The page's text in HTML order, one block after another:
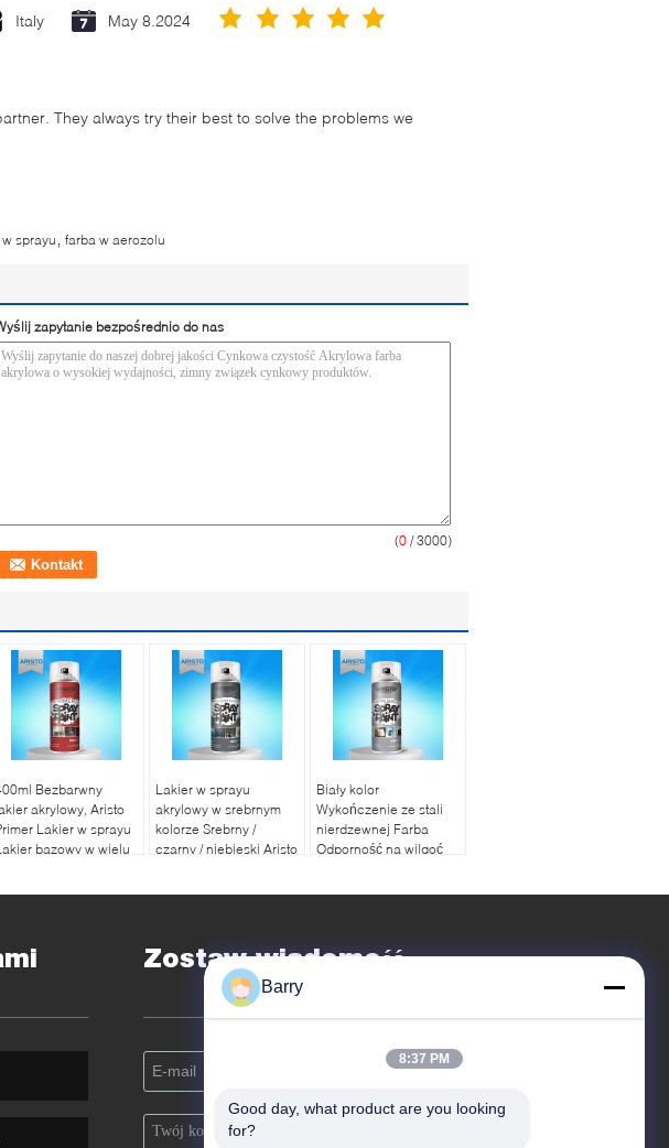
Italy May 8.2024
They always try their best to solve the problems we
sprayu farba w aerozolu
zapytanie bezpośrednio do nas
(0 / 3000)
Bezbarwny
akrylowy, Aristo
Lakier w sprayu
bazowy w wielu
Lakier w sprayu
akrylowy w srebrnym
kolorze Srebrny /
czarny / niebieski Aristo
Biały kolor
Wykończenie ze stali
nierdzewnej Farba
Odporność na wilgoć
Zostaw wiadomość
Barry
8:37 PM
Good day, what product are you looking
for?